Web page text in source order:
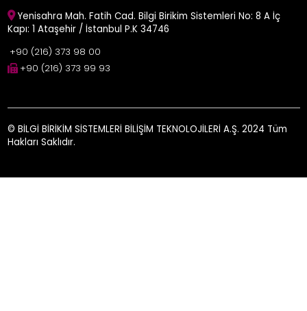
Yenisahra Mah. Fatih Cad. Bilgi Birikim Sistemleri No: 8 A İç
Kapı: 1 Ataşehir / İstanbul P.K 34746
+90 (216) 373 98 00
+90 (216) 373 99 93
© BİLGİ BİRİKİM SİSTEMLERİ BİLİŞİM TEKNOLOJİLERİ A.Ş. 2024 Tüm
Hakları Saklıdır.